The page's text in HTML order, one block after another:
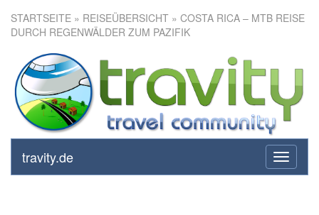
STARTSEITE » REISEÜBERSICHT » COSTA RICA – MTB REISE
DURCH REGENWÄLDER ZUM PAZIFIK
toggle
travity.de
Costa Rica – MTB Reise durch
Regenwälder zum Pazifik